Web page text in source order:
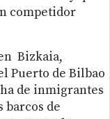
competidor
Bizkaia,
Puerto de Bilbao
de inmigrantes
barcos de